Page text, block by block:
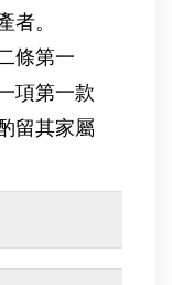
者。
條第一
項第一款
留其家屬